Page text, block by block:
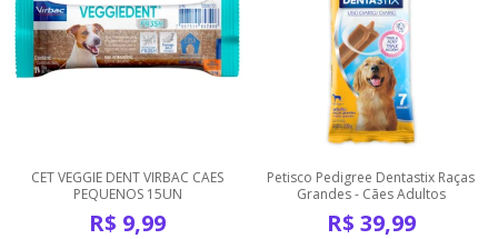
CET VEGGIE DENT VIRBAC CAES
PEQUENOS 15UN
R$ 9,99
Petisco Pedigree Dentastix Raças
Grandes - Cães Adultos
R$ 39,99